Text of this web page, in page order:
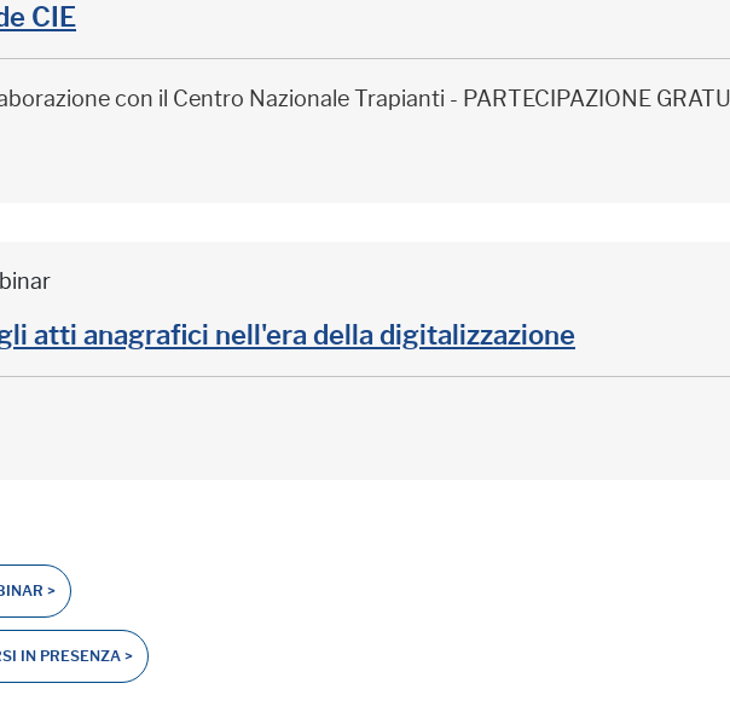
CIE
con il Centro Nazionale Trapianti - PARTECIPAZIONE
atti anagrafici nell'era della digitalizzazione
>
IN PRESENZA >